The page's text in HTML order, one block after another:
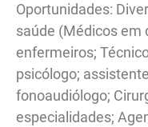
Oportunidades:
saúde (Médicos em
enfermeiros;
psicólogo;
fonoaudiólogo;
especialidades;